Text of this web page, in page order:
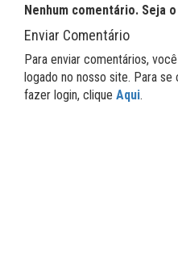
Nenhum comentário. Seja
Enviar Comentário
Para enviar comentários,
logado no nosso site. Para se
fazer login, clique Aqui.